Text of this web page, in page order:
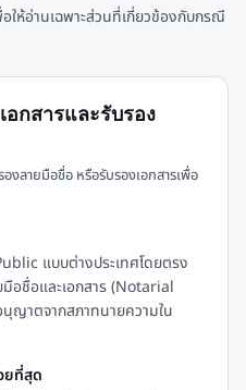
ห้อ่านเฉพาะส่วนที่เกี่ยวข้องกับกรณี
กสารและรับรอง
ลายมือชื่อ หรือรับรองเอกสารเพื่อ
แบบต่างประเทศโดยตรง
อชื่อและเอกสาร (Notarial
ญาตจากสภาทนายความใน
ยที่สุด